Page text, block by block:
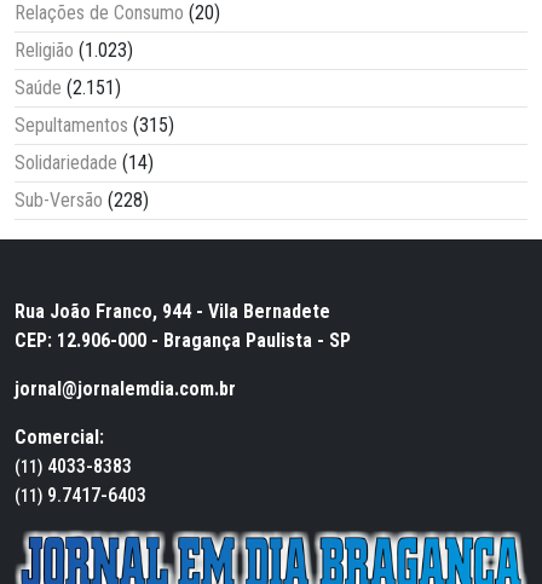
Relações de Consumo (20)
Religião (1.023)
Saúde (2.151)
Sepultamentos (315)
Solidariedade (14)
Sub-Versão (228)
Rua João Franco, 944 - Vila Bernadete
CEP: 12.906-000 - Bragança Paulista - SP
jornal@jornalemdia.com.br
Comercial:
(11) 4033-8383
(11) 9.7417-6403